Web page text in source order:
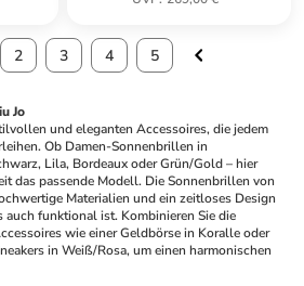
2 3 4 5
Jo
und eleganten Accessoires, die jedem
Ob Damen-Sonnenbrillen in
Lila, Bordeaux oder Grün/Gold – hier
das passende Modell. Die Sonnenbrillen von
Materialien und ein zeitloses Design
funktional ist. Kombinieren Sie die
wie einer Geldbörse in Koralle oder
in Weiß/Rosa, um einen harmonischen